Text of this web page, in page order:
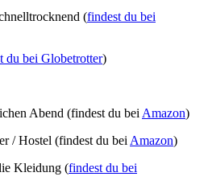
(findest du bei
du bei Globetrotter)
Abend (findest du bei Amazon)
/ Hostel (findest du bei Amazon)
Kleidung (findest du bei